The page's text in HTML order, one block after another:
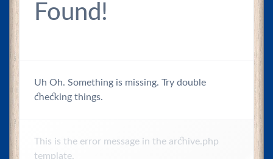
Found!
Uh Oh. Something is missing. Try double
checking things.
This is the error message in the archive.php
template.